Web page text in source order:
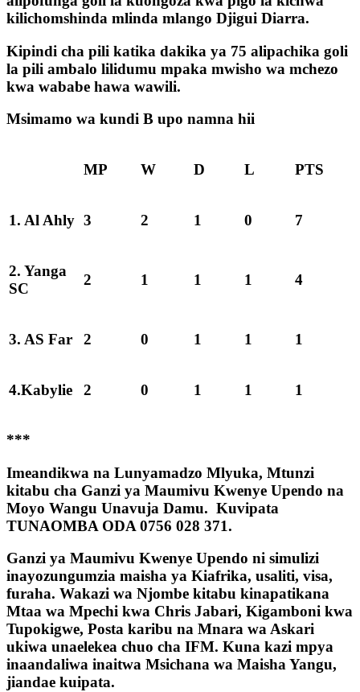
kilichomshinda mlinda mlango Djigui Diarra.
Kipindi cha pili katika dakika ya 75 alipachika goli
la pili ambalo lilidumu mpaka mwisho wa mchezo
kwa wababe hawa wawili.
Msimamo wa kundi B upo namna hii
MP W D L PTS
1. Al Ahly 3 2 1 0 7
2. Yanga
SC
2 1 1 1 4
3. AS Far 2 0 1 1 1
4.Kabylie 2 0 1 1 1
***
Imeandikwa na Lunyamadzo Mlyuka, Mtunzi
kitabu cha Ganzi ya Maumivu Kwenye Upendo na
Moyo Wangu Unavuja Damu. Kuvipata
TUNAOMBA ODA 0756 028 371.
Ganzi ya Maumivu Kwenye Upendo ni simulizi
inayozungumzia maisha ya Kiafrika, usaliti, visa,
furaha. Wakazi wa Njombe kitabu kinapatikana
Mtaa wa Mpechi kwa Chris Jabari, Kigamboni kwa
Tupokigwe, Posta karibu na Mnara wa Askari
ukiwa unaelekea chuo cha IFM. Kuna kazi mpya
inaandaliwa inaitwa Msichana wa Maisha Yangu,
jiandae kuipata.